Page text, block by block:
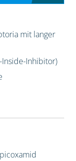
mit langer
Inside-Inhibitor)